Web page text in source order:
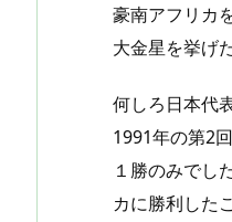
豪南アフリカ
大金星を挙げた
何しろ日本代
1991年の第2
１勝のみでし
カに勝利した